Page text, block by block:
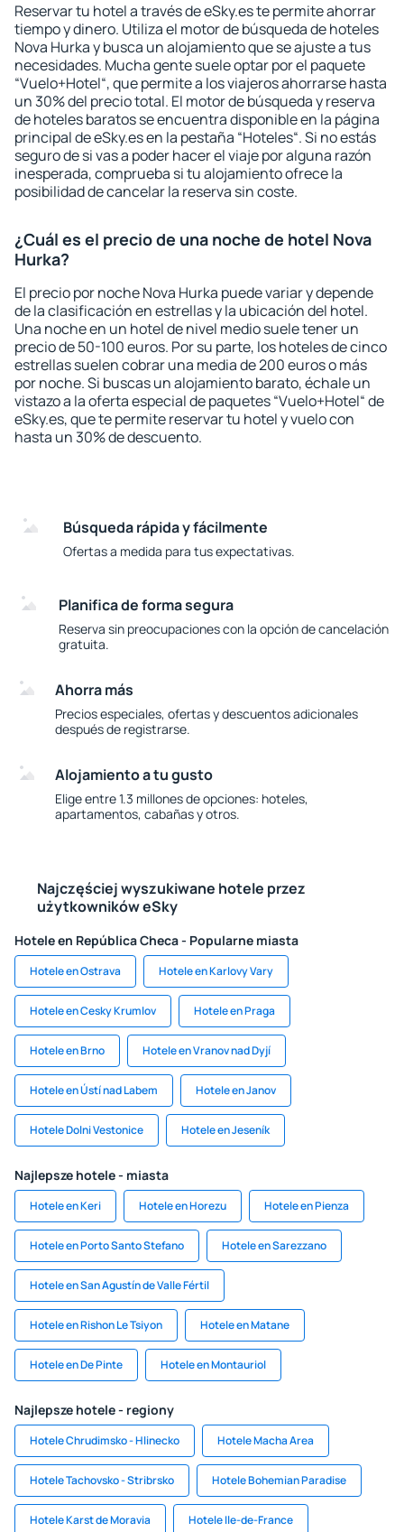
Reservar tu hotel a través de eSky.es te permite ahorrar
tiempo y dinero. Utiliza el motor de búsqueda de hoteles
Nova Hurka y busca un alojamiento que se ajuste a tus
necesidades. Mucha gente suele optar por el paquete
“Vuelo+Hotel“, que permite a los viajeros ahorrarse hasta
un 30% del precio total. El motor de búsqueda y reserva
de hoteles baratos se encuentra disponible en la página
principal de eSky.es en la pestaña “Hoteles“. Si no estás
seguro de si vas a poder hacer el viaje por alguna razón
inesperada, comprueba si tu alojamiento ofrece la
posibilidad de cancelar la reserva sin coste.
¿Cuál es el precio de una noche de hotel Nova
Hurka?
El precio por noche Nova Hurka puede variar y depende
de la clasificación en estrellas y la ubicación del hotel.
Una noche en un hotel de nivel medio suele tener un
precio de 50-100 euros. Por su parte, los hoteles de cinco
estrellas suelen cobrar una media de 200 euros o más
por noche. Si buscas un alojamiento barato, échale un
vistazo a la oferta especial de paquetes “Vuelo+Hotel“ de
eSky.es, que te permite reservar tu hotel y vuelo con
hasta un 30% de descuento.
Búsqueda rápida y fácilmente
Ofertas a medida para tus expectativas.
Planifica de forma segura
Reserva sin preocupaciones con la opción de cancelación
gratuita.
Ahorra más
Precios especiales, ofertas y descuentos adicionales
después de registrarse.
Alojamiento a tu gusto
Elige entre 1.3 millones de opciones: hoteles,
apartamentos, cabañas y otros.
Najczęściej wyszukiwane hotele przez
użytkowników eSky
Hotele en República Checa - Popularne miasta
Hotele en Ostrava Hotele en Karlovy Vary
Hotele en Cesky Krumlov Hotele en Praga
Hotele en Brno Hotele en Vranov nad Dyjí
Hotele en Ústí nad Labem Hotele en Janov
Hotele Dolni Vestonice Hotele en Jeseník
Najlepsze hotele - miasta
Hotele en Keri Hotele en Horezu Hotele en Pienza
Hotele en Porto Santo Stefano Hotele en Sarezzano
Hotele en San Agustín de Valle Fértil
Hotele en Rishon Le Tsiyon Hotele en Matane
Hotele en De Pinte Hotele en Montauriol
Najlepsze hotele - regiony
Hotele Chrudimsko - Hlinecko Hotele Macha Area
Hotele Tachovsko - Stribrsko Hotele Bohemian Paradise
Hotele Karst de Moravia Hotele Ile-de-France